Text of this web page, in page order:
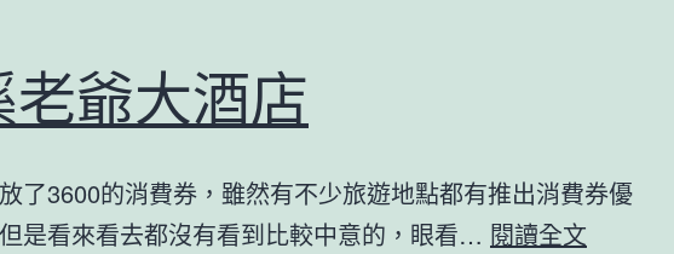
老爺大酒店
了3600的消費券，雖然有不少旅遊地點都有推出消費券優
是看來看去都沒有看到比較中意的，眼看… 閱讀全文